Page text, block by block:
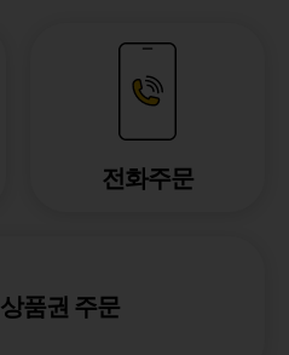
전화주문
상품권 주문